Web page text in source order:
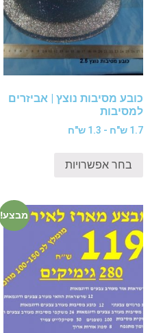
כובע מסיבות נוצץ | אביזרים
למסיבות
1.7 ש"ח - 1.3 ש"ח
בחר אפשרויות
מבצע!